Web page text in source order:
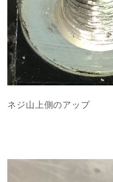
ネジ山上側のアップ